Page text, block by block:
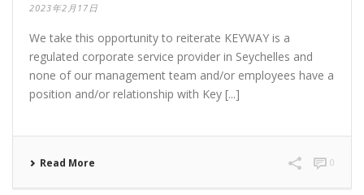
2023年2月17日
We take this opportunity to reiterate KEYWAY is a
regulated corporate service provider in Seychelles and
none of our management team and/or employees have a
position and/or relationship with Key [...]
Read More 0